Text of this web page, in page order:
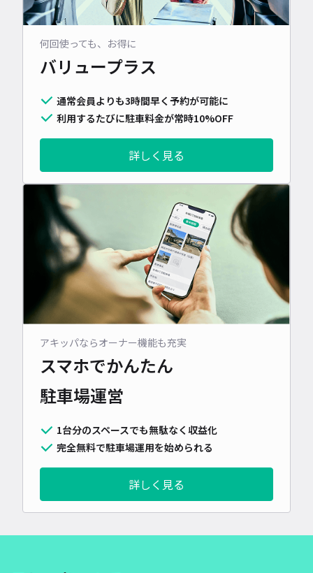
何回使っても、お得に
バリュープラス
通常会員よりも3時間早く予約が可能に
利用するたびに駐車料金が常時10%OFF
詳しく見る
アキッパならオーナー機能も充実
スマホでかんたん
駐車場運営
1台分のスペースでも無駄なく収益化
完全無料で駐車場運用を始められる
詳しく見る